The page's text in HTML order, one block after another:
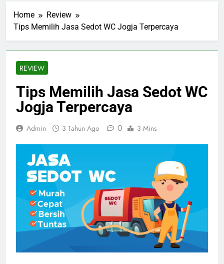
Home
Review
Tips Memilih Jasa Sedot WC Jogja Terpercaya
REVIEW
Tips Memilih Jasa Sedot WC
Jogja Terpercaya
Admin 3 Tahun Ago 0 3 Mins